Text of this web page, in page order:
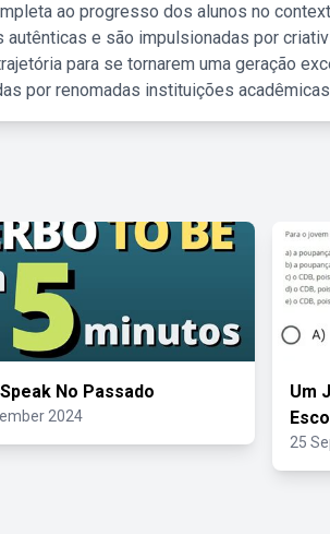
ao progresso dos alunos no
e são impulsionadas por
para se tornarem uma geração
por renomadas instituições
No Passado
2024
Um
25